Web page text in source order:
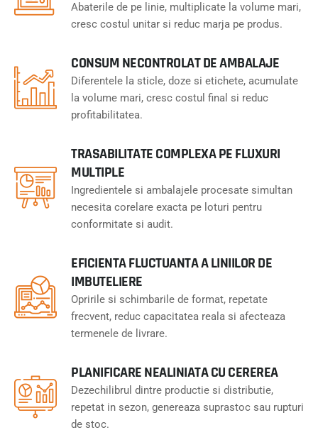
Abaterile de pe linie, multiplicate la volume mari,
cresc costul unitar si reduc marja pe produs.
CONSUM NECONTROLAT DE AMBALAJE
Diferentele la sticle, doze si etichete, acumulate
la volume mari, cresc costul final si reduc
profitabilitatea.
TRASABILITATE COMPLEXA PE FLUXURI
MULTIPLE
Ingredientele si ambalajele procesate simultan
necesita corelare exacta pe loturi pentru
conformitate si audit.
EFICIENTA FLUCTUANTA A LINIILOR DE
IMBUTELIERE
Opririle si schimbarile de format, repetate
frecvent, reduc capacitatea reala si afecteaza
termenele de livrare.
PLANIFICARE NEALINIATA CU CEREREA
Dezechilibrul dintre productie si distributie,
repetat in sezon, genereaza suprastoc sau rupturi
de stoc.